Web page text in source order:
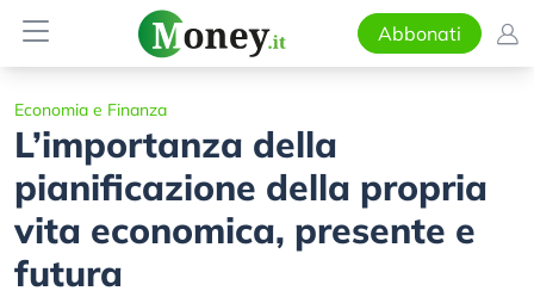
Abbonati
Economia e Finanza
L’importanza della
pianificazione della propria
vita economica, presente e
futura